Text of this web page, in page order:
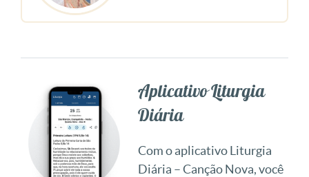
Aplicativo Liturgia
Diária
Com o aplicativo Liturgia
Diária – Canção Nova, você